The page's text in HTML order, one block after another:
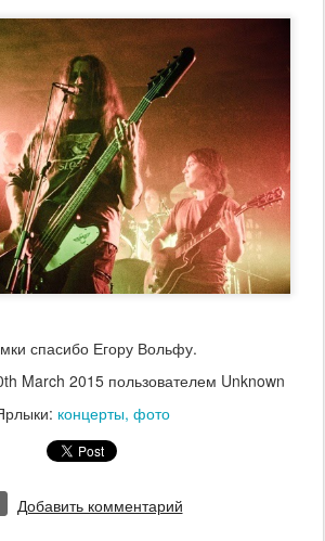
спасибо Егору Вольфу.
March 2015пользователем Unknown
концерты фото
Добавить комментарий